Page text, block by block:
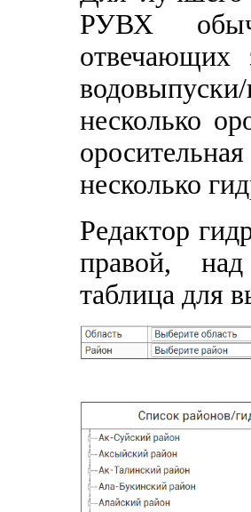
РУВХ
отвечающих
несколько
несколько
Редактор
правой,
таблица для